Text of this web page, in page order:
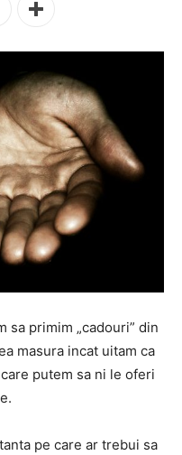
sa primim „cadouri” din
masura incat uitam ca
putem sa ni le oferi
pe care ar trebui sa